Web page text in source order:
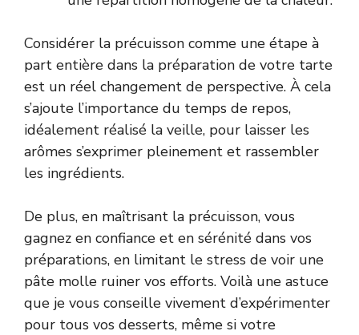
Considérer la précuisson comme une étape à
part entière dans la préparation de votre tarte
est un réel changement de perspective. À cela
s’ajoute l’importance du temps de repos,
idéalement réalisé la veille, pour laisser les
arômes s’exprimer pleinement et rassembler
les ingrédients.
De plus, en maîtrisant la précuisson, vous
gagnez en confiance et en sérénité dans vos
préparations, en limitant le stress de voir une
pâte molle ruiner vos efforts. Voilà une astuce
que je vous conseille vivement d’expérimenter
pour tous vos desserts, même si votre